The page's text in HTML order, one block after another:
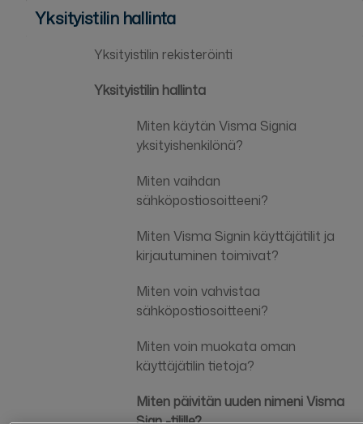
Yksityistilin hallinta
Yksityistilin rekisteröinti
Yksityistilin hallinta
Miten käytän Visma Signia
yksityishenkilönä?
Miten vaihdan
sähköpostiosoitteeni?
Miten Visma Signin käyttäjätilit ja
kirjautuminen toimivat?
Miten voin vahvistaa
sähköpostiosoitteeni?
Miten voin muokata oman
käyttäjätilin tietoja?
Miten päivitän uuden nimeni Visma